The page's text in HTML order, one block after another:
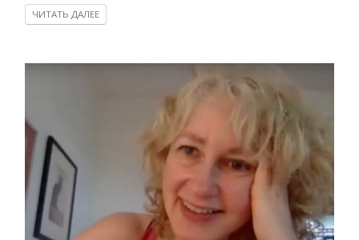
ЧИТАТЬ ДАЛЕЕ